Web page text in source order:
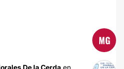
MG
De la Cerda en